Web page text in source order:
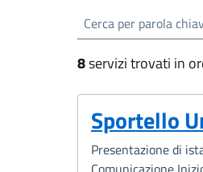
Esplora
cerca
8servizi trovati in
Sportello
Presentazione di